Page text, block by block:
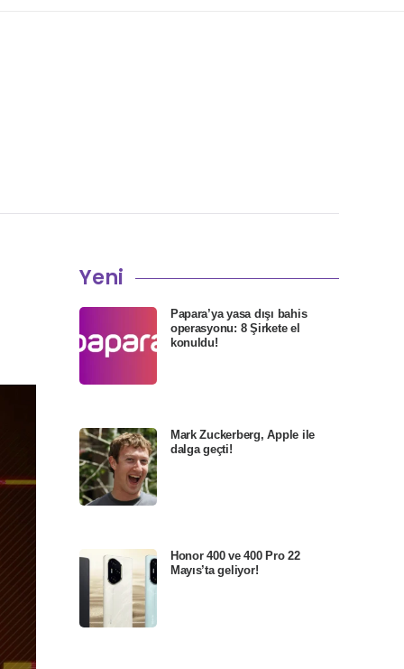
Yeni
Papara’ya yasa dışı bahis
operasyonu: 8 Şirkete el
konuldu!
Mark Zuckerberg, Apple ile
dalga geçti!
Honor 400 ve 400 Pro 22
Mayıs’ta geliyor!